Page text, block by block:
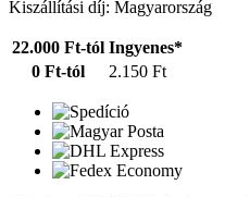
Kiszállítási díj: Magyarország
22.000 Ft-tól Ingyenes*
0 Ft-tól
2.150 Ft